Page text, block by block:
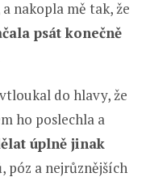
a nakopla mě tak, že
psát konečně
do hlavy, že
ho poslechla a
úplně jinak
póz a nejrůznějších